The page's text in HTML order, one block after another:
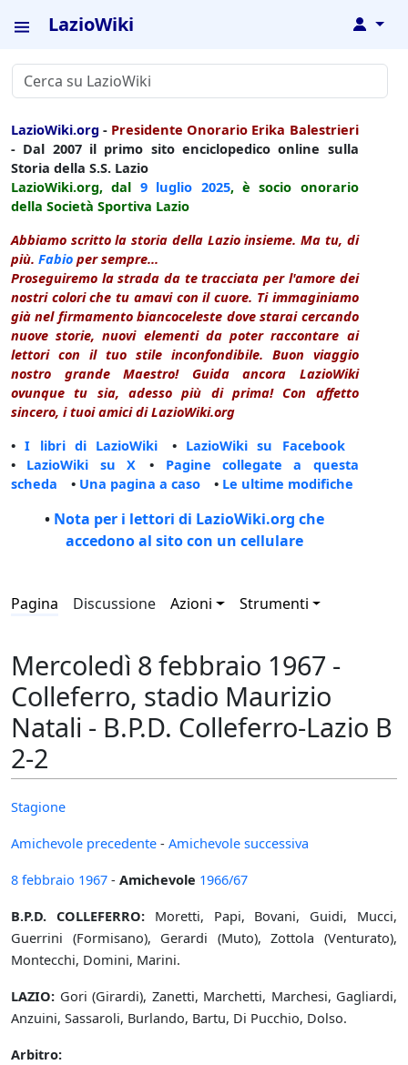
LazioWiki ↓
LazioWiki.org - Presidente Onorario Erika Balestrieri
- Dal 2007 il primo sito enciclopedico online sulla
Storia della S.S. Lazio
LazioWiki.org, dal 9 luglio 2025, è socio onorario
della Società Sportiva Lazio
Abbiamo scritto la storia della Lazio insieme. Ma tu, di
più. Fabio per sempre...
Proseguiremo la strada da te tracciata per l'amore dei
nostri colori che tu amavi con il cuore. Ti immaginiamo
già nel firmamento biancoceleste dove starai cercando
nuove storie, nuovi elementi da poter raccontare ai
lettori con il tuo stile inconfondibile. Buon viaggio
nostro grande Maestro! Guida ancora LazioWiki
ovunque tu sia, adesso più di prima! Con affetto
sincero, i tuoi amici di LazioWiki.org
•I libri di LazioWiki • LazioWiki su Facebook
• LazioWiki su X • Pagine collegate a questa
scheda • Una pagina a caso • Le ultime modifiche
• Nota per i lettori di LazioWiki.org che
accedono al sito con un cellulare
Pagina Discussione Azioni Strumenti
Mercoledì 8 febbraio 1967 -
Colleferro, stadio Maurizio
Natali - B.P.D. Colleferro-Lazio B
2-2
Stagione
Amichevole precedente - Amichevole successiva
8 febbraio 1967 - Amichevole 1966/67
B.P.D. COLLEFERRO:Moretti, Papi, Bovani, Guidi, Mucci,
Guerrini (Formisano), Gerardi (Muto), Zottola (Venturato),
Montecchi, Domini, Marini.
LAZIO: Gori (Girardi), Zanetti, Marchetti, Marchesi, Gagliardi,
Anzuini, Sassaroli, Burlando, Bartu, Di Pucchio, Dolso.
Arbitro: